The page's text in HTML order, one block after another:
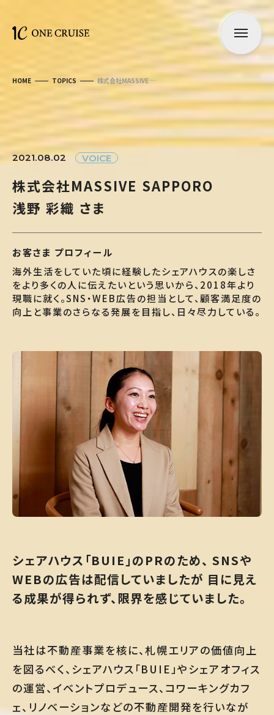
HOME TOPICS 株式会社MASSIVE …
2021.08.02 VOICE
株式会社MASSIVE SAPPORO
浅野 彩織 さま
お客さま プロフィール
海外生活をしていた頃に経験したシェアハウスの楽しさ
をより多くの人に伝えたいという思いから、2018年より
現職に就く。SNS・WEB広告の担当として、顧客満足度の
向上と事業のさらなる発展を目指し、日々尽力している。
シェアハウス「BUIE」のPRのため、 SNSや
WEBの広告は配信していましたが 目に見え
る成果が得られず、限界を感じていました。
当社は不動産事業を核に、札幌エリアの価値向上
を図るべく、シェアハウス「BUIE」やシェアオフィス
の運営、イベントプロデュース、コワーキングカフ
ェ、リノベーションなどの不動産開発を行いなが